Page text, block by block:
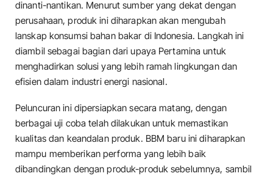
dinanti-nantikan. Menurut sumber yang dekat dengan
perusahaan, produk ini diharapkan akan mengubah
lanskap konsumsi bahan bakar di Indonesia. Langkah ini
diambil sebagai bagian dari upaya Pertamina untuk
menghadirkan solusi yang lebih ramah lingkungan dan
efisien dalam industri energi nasional.
Peluncuran ini dipersiapkan secara matang, dengan
berbagai uji coba telah dilakukan untuk memastikan
kualitas dan keandalan produk. BBM baru ini diharapkan
mampu memberikan performa yang lebih baik
dibandingkan dengan produk-produk sebelumnya, sambil